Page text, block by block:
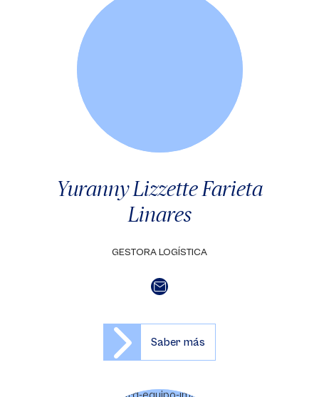
Yuranny Lizzette Farieta
Linares
GESTORA LOGÍSTICA
Saber más